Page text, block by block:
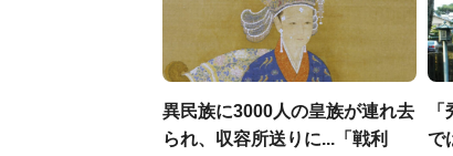
異民族に3000人の皇族が連れ去
られ、収容所送りに...「戦利
で